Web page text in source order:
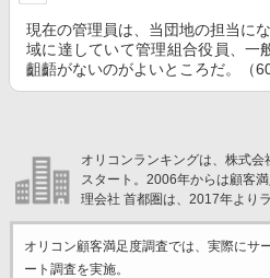
現在の管理員は、当団地の担当に
域に達していて管理組合役員、一
齟齬がないのがよいところだ。（
オリコンランキングは、株式
スタート。2006年からは顧客
理会社 首都圏は、2017年より
オリコン顧客満足度調査では、実際にサ
ート調査を実施。